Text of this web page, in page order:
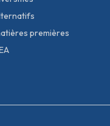
premières